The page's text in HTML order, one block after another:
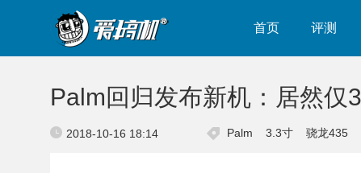
首页 评测
Palm回归发布新机：居然仅
2018-10-16 18:14 Palm 3.3寸 骁龙435